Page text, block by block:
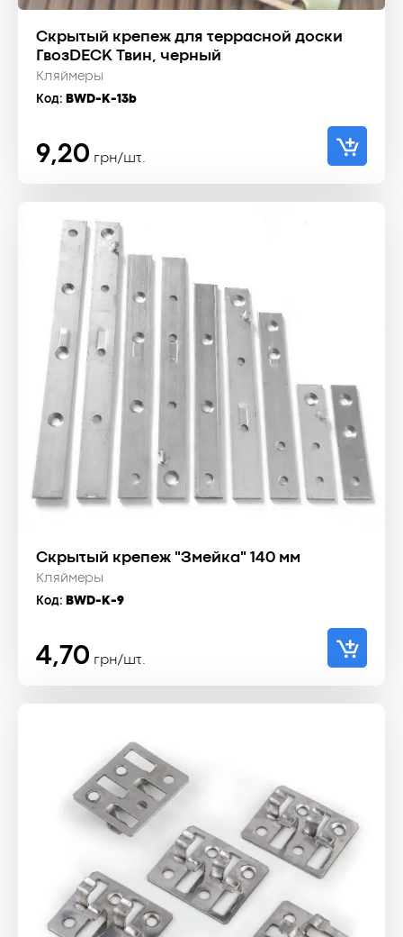
Скрытый крепеж для террасной доски
ГвозDECK Твин, черный
Кляймеры
Код: BWD-K-13b
9,20 грн/шт.
Скрытый крепеж "Змейка" 140 мм
Кляймеры
Код: BWD-K-9
4,70 грн/шт.